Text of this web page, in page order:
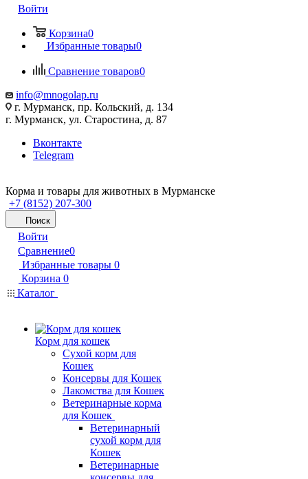
Войти
Корзина0
Избранные товары0
Сравнение товаров0
info@mnogolap.ru
г. Мурманск, пр. Кольский, д. 134
г. Мурманск, ул. Старостина, д. 87
Вконтакте
Telegram
Корма и товары для животных в Мурманске
+7 (8152) 207-300
Поиск
Войти
Сравнение0
Избранные товары 0
Корзина 0
Каталог
Корм для кошек
Сухой корм для
Кошек
Консервы для Кошек
Лакомства для Кошек
Ветеринарные корма
для Кошек
Ветеринарный
сухой корм для
Кошек
Ветеринарные